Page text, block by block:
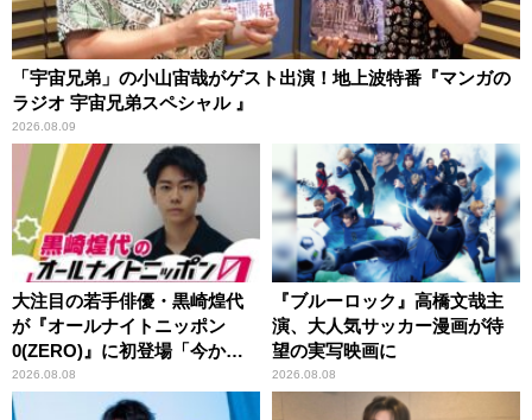
「宇宙兄弟」の小山宙哉がゲスト出演！地上波特番『マンガの
ラジオ 宇宙兄弟スペシャル 』
2026.08.09
大注目の若手俳優・黒崎煌代
が『オールナイトニッポン
0(ZERO)』に初登場「今から
とてもワクワクしておりま
す！」
2026.08.08
『ブルーロック』高橋文哉主
演、大人気サッカー漫画が待
望の実写映画に
2026.08.08